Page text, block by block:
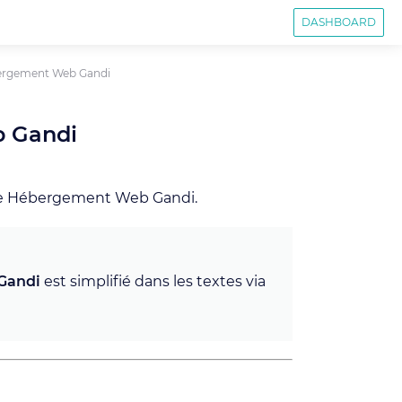
DASHBOARD
Web Gandi
Gandi
Web Gandi.
est simplifié dans les textes via